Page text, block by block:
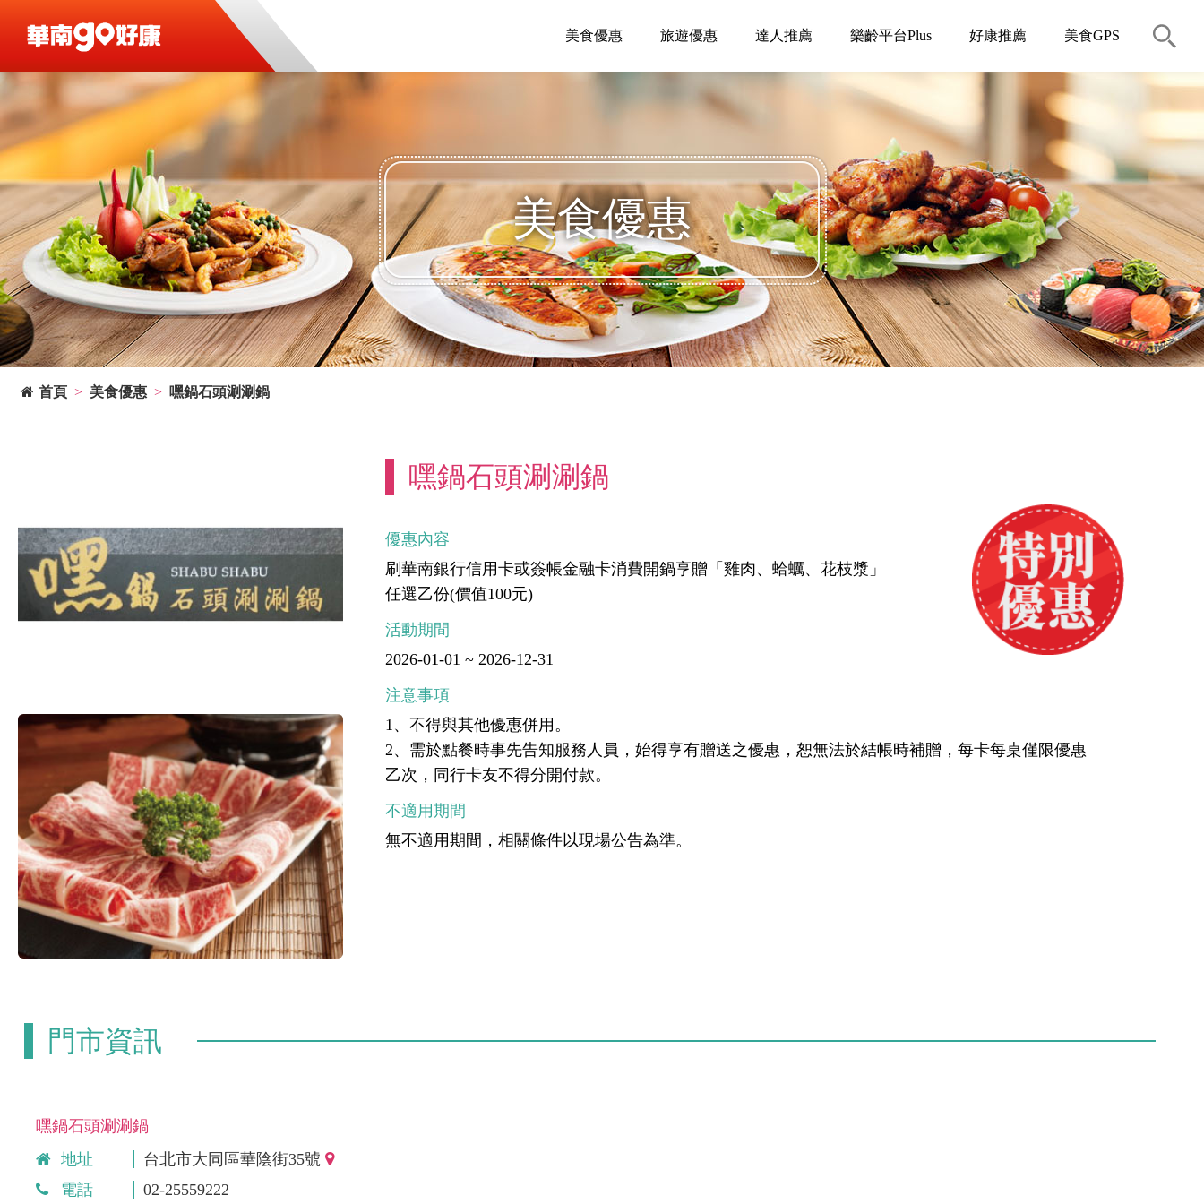
美食優惠 旅遊優惠 達人推薦 樂齡平台Plus 好康推薦 美食GPS
美食優惠
首頁 美食優惠 嘿鍋石頭涮涮鍋
嘿鍋石頭涮涮鍋
優惠內容
刷華南銀行信用卡或簽帳金融卡消費開鍋享贈「雞肉、蛤蠣、花枝漿」
任選乙份(價值100元)
活動期間
2026-01-01 ~ 2026-12-31
注意事項
1、不得與其他優惠併用。
2、需於點餐時事先告知服務人員，始得享有贈送之優惠，恕無法於結帳時補贈，每卡每桌僅限優惠
乙次，同行卡友不得分開付款。
不適用期間
無不適用期間，相關條件以現場公告為準。
門市資訊
嘿鍋石頭涮涮鍋
地址
台北市大同區華陰街35號
電話
02-25559222